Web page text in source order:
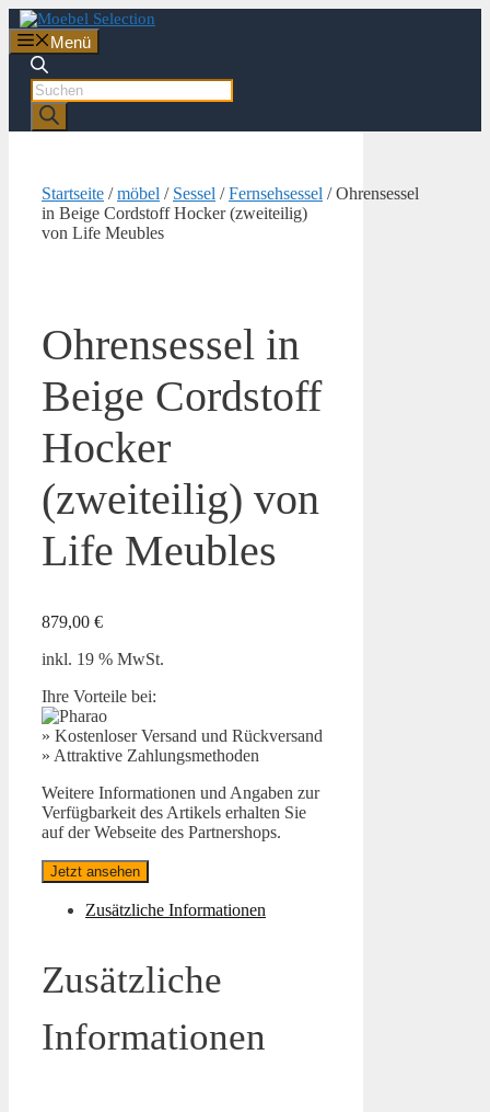
Zum
Inhalt
springen
Menü
Products
search
Startseite /möbel / Sessel /Fernsehsessel / Ohrensessel
in Beige Cordstoff Hocker (zweiteilig)
von Life Meubles
Ohrensessel in
Beige Cordstoff
Hocker
(zweiteilig) von
Life Meubles
879,00 €
inkl. 19 % MwSt.
Ihre Vorteile bei:
» Kostenloser Versand und Rückversand
» Attraktive Zahlungsmethoden
Weitere Informationen und Angaben zur
Verfügbarkeit des Artikels erhalten Sie
auf der Webseite des Partnershops.
Jetzt ansehen
Zusätzliche Informationen
Zusätzliche
Informationen